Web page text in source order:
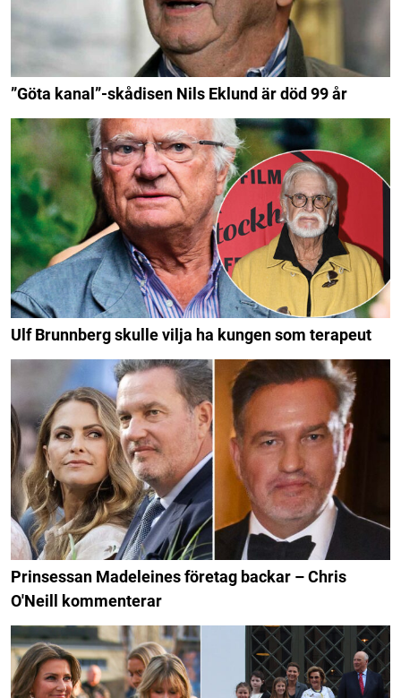
”Göta kanal”-skådisen Nils Eklund är död 99 år
Ulf Brunnberg skulle vilja ha kungen som terapeut
Prinsessan Madeleines företag backar – Chris
O'Neill kommenterar